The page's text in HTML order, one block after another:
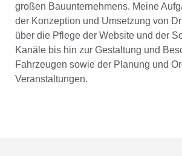
großen Bauunternehmens. Meine
der Konzeption und Umsetzung von
über die Pflege der Website und der
Kanäle bis hin zur Gestaltung und
Fahrzeugen sowie der Planung und
Veranstaltungen.